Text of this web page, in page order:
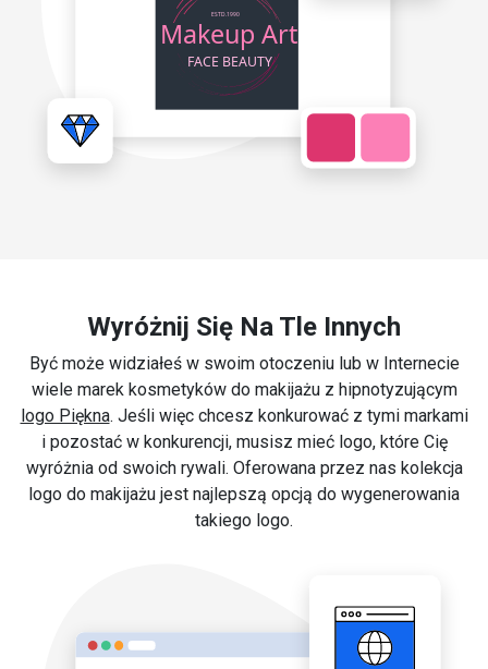
Wyróżnij Się Na Tle Innych
Być może widziałeś w swoim otoczeniu lub w Internecie
wiele marek kosmetyków do makijażu z hipnotyzującym
logo Piękna. Jeśli więc chcesz konkurować z tymi markami
i pozostać w konkurencji, musisz mieć logo, które Cię
wyróżnia od swoich rywali. Oferowana przez nas kolekcja
logo do makijażu jest najlepszą opcją do wygenerowania
takiego logo.